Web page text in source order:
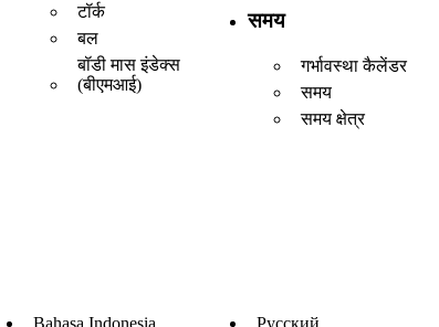
टॉर्क
बल
बॉडी मास इंडेक्स
(बीएमआई)
समय
गर्भावस्था कैलेंडर
समय
समय क्षेत्र
Bahasa Indonesia Русский